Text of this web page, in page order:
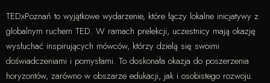
TEDxPoznań to wyjątkowe wydarzenie, które łączy lokalne inicjatywy z
globalnym ruchem TED. W ramach prelekcji, uczestnicy mają okazję
wysłuchać inspirujących mówców, którzy dzielą się swoimi
doświadczeniami i pomysłami. To doskonała okazja do poszerzenia
horyzontów, zarówno w obszarze edukacji, jak i osobistego rozwoju.